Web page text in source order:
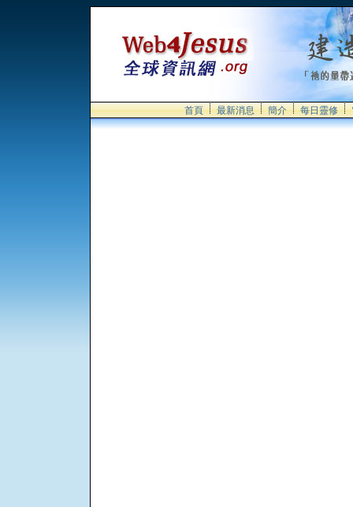
首頁 最新消息 簡介 每日靈修